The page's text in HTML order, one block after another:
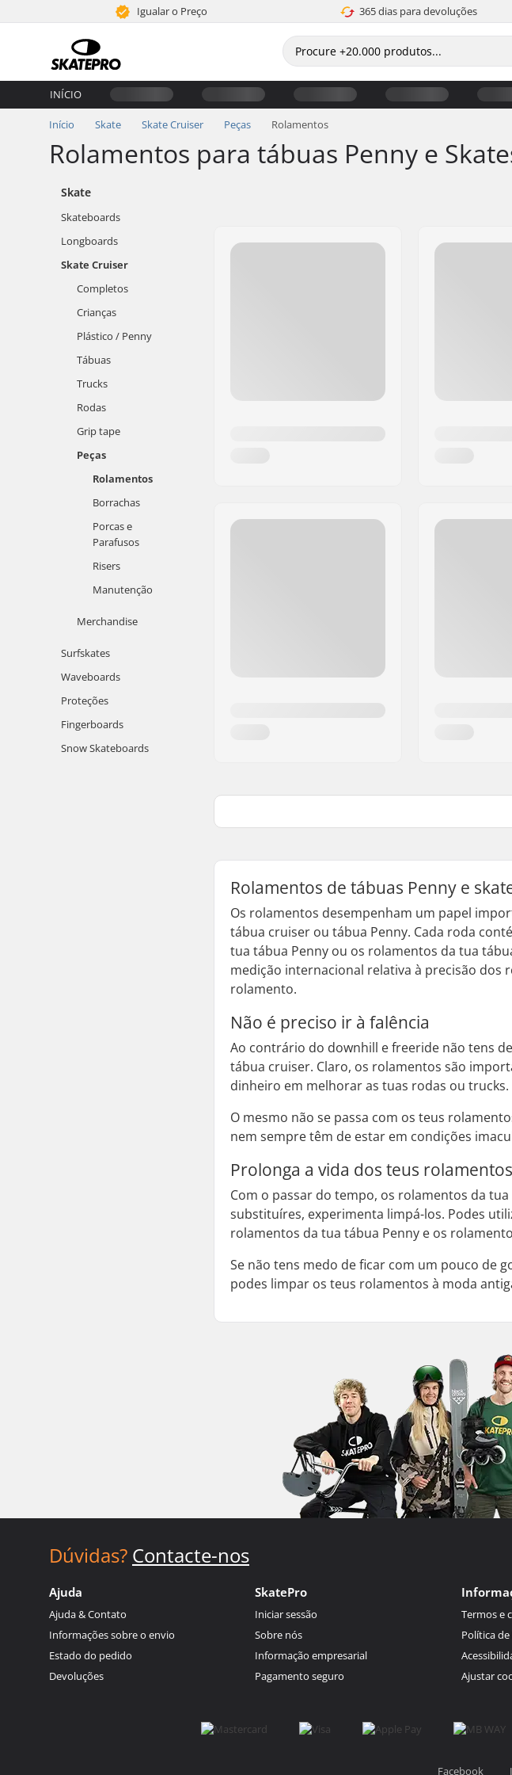
Igualar o Preço 365 dias para devoluções
INÍCIO
Início Skate Skate Cruiser Peças Rolamentos
Rolamentos para tábuas Penny e
Skate
Skateboards
Longboards
Skate Cruiser
Completos
Crianças
Plástico / Penny
Tábuas
Trucks
Rodas
Grip tape
Peças
Rolamentos
Borrachas
Porcas e
Parafusos
Risers
Manutenção
Merchandise
Surfskates
Waveboards
Proteções
Fingerboards
Snow Skateboards
Rolamentos de tábuas Penny e
Os rolamentos desempenham um papel
tábua cruiser ou tábua Penny. Cada roda
tua tábua Penny ou os rolamentos da tua
medição internacional relativa à precisão dos
rolamento.
Não é preciso ir à falência
Ao contrário do downhill efreeride não tens
tábua cruiser. Claro, os rolamentos são
dinheiro em melhorar as tuas rodas outrucks.
O mesmo não se passa com os teus
nem sempre têm de estar em condições
Prolonga a vida dos teus rolamentos
Com o passar do tempo, os rolamentos da
substituíres, experimenta limpá-los. Podes
rolamentos da tua tábua Penny e os
Se não tens medo de ficar com um pouco de
podes limpar os teus rolamentos à moda
Dúvidas? Contacte-nos
Ajuda
Ajuda & Contato
Informações sobre o envio
Estado do pedido
Devoluções
SkatePro
Iniciar sessão
Sobre nós
Informação empresarial
Pagamento seguro
Termos e
Política
Ajustar
Facebook